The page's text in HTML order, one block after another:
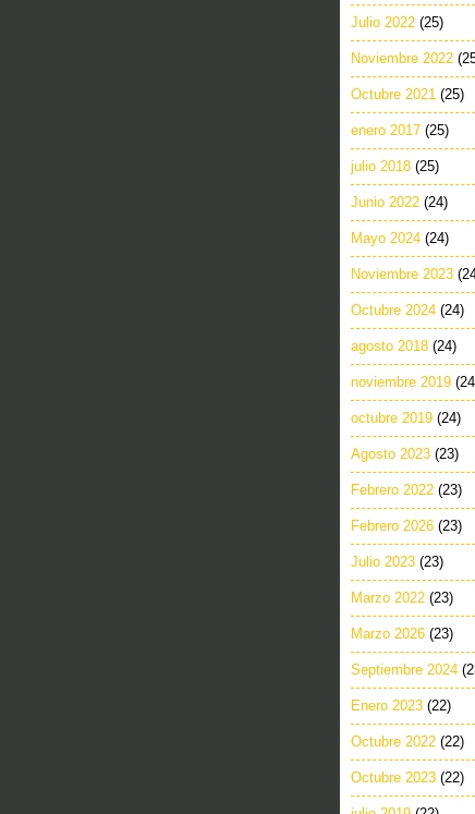
Julio 2022 (25)
Noviembre 2022
Octubre 2021 (25)
enero 2017 (25)
julio 2018 (25)
Junio 2022 (24)
Mayo 2024 (24)
Noviembre 2023
Octubre 2024 (24)
agosto 2018 (24)
noviembre 2019
octubre 2019 (24)
Agosto 2023 (23)
Febrero 2022 (23)
Febrero 2026 (23)
Julio 2023 (23)
Marzo 2022 (23)
Marzo 2026 (23)
Septiembre 2024
Enero 2023 (22)
Octubre 2022 (22)
Octubre 2023 (22)